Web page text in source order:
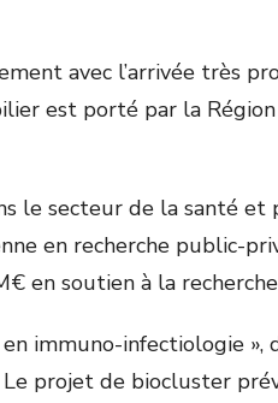
avec l’arrivée très
est porté par la
le secteur de la santé
en recherche public-
en soutien à la recherche
immuno-infectiologie
projet de biocluster